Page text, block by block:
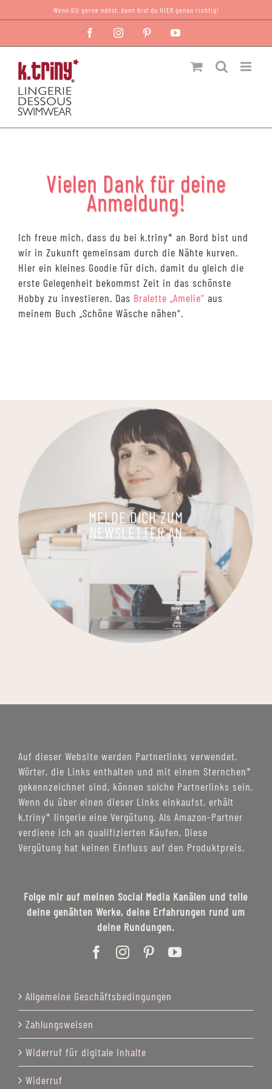
Inhalt
Wenn DU gerne nähst, dann bist du HIER genau richtig!
FacebookInstagramPinterest
Vielen Dank für deine
Anmeldung!
Ich freue mich, dass du bei k.triny* an Bord bist und
wir in Zukunft gemeinsam durch die Nähte kurven.
Hier ein kleines Goodie für dich, damit du gleich die
erste Gelegenheit bekommst Zeit in das schönste
Hobby zu investieren. Das Bralette „Amelie“ aus
meinem Buch „Schöne Wäsche nähen“.
MELDE DICH ZUM
NEWSLETTER AN
Auf dieser Website werden Partnerlinks verwendet.
Wörter, die Links enthalten und mit einem Sternchen*
gekennzeichnet sind, können solche Partnerlinks sein.
Wenn du über einen dieser Links einkaufst, erhält
k.triny* lingerie eine Vergütung. Als Amazon-Partner
verdiene ich an qualifizierten Käufen. Diese
Vergütung hat keinen Einfluss auf den Produktpreis.
Folge mir auf meinen Social Media Kanälen und teile
deine genähten Werke, deine Erfahrungen rund um
deine Rundungen.
Allgemeine Geschäftsbedingungen
Zahlungsweisen
Widerruf für digitale Inhalte
Widerruf